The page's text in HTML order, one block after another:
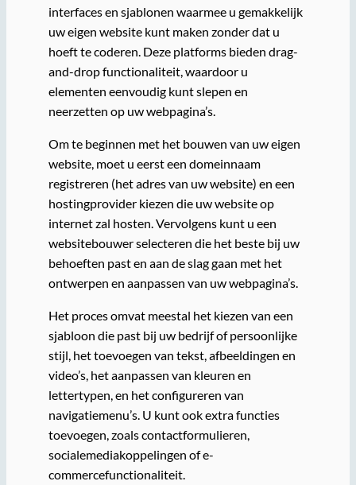
interfaces en sjablonen waarmee u gemakkelijk
uw eigen website kunt maken zonder dat u
hoeft te coderen. Deze platforms bieden drag-
and-drop functionaliteit, waardoor u
elementen eenvoudig kunt slepen en
neerzetten op uw webpagina’s.
Om te beginnen met het bouwen van uw eigen
website, moet u eerst een domeinnaam
registreren (het adres van uw website) en een
hostingprovider kiezen die uw website op
internet zal hosten. Vervolgens kunt u een
websitebouwer selecteren die het beste bij uw
behoeften past en aan de slag gaan met het
ontwerpen en aanpassen van uw webpagina’s.
Het proces omvat meestal het kiezen van een
sjabloon die past bij uw bedrijf of persoonlijke
stijl, het toevoegen van tekst, afbeeldingen en
video’s, het aanpassen van kleuren en
lettertypen, en het configureren van
navigatiemenu’s. U kunt ook extra functies
toevoegen, zoals contactformulieren,
socialemediakoppelingen of e-
commercefunctionaliteit.